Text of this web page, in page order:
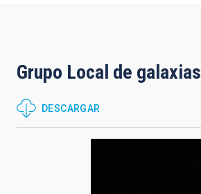
a
la
navegación
Grupo Local de galaxias
DESCARGAR